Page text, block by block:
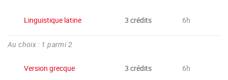
Linguistique latine 3 crédits 6h
Au choix : 1 parmi 2
Version grecque 3 crédits 6h